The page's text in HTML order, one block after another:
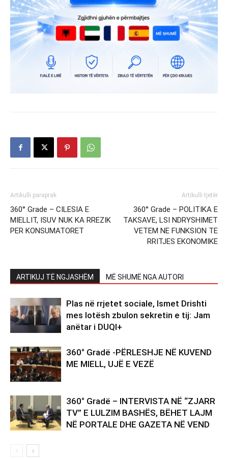
Artikulli paraprak
360° Grade – CILESIA E
MIELLIT, ISUV NUK KA RREZIK
PER KONSUMATORET
Artikulli tjetër
360° Grade – POLITIKA E
TAKSAVE, LSI NDRYSHIMET
VETEM NE FUNKSION TE
RRITJES EKONOMIKE
ARTIKUJ TË NGJASHËM MË SHUMË NGA AUTORI
Plas në rrjetet sociale, Ismet Drishti
mes lotësh zbulon sekretin e tij: Jam
anëtar i DUQI+
360° Gradë -PËRLESHJE NË KUVEND
ME MIELL, UJË E VEZË
360° Gradë – INTERVISTA NË “ZJARR
TV” E LULZIM BASHËS, BËHET LAJM
NË PORTALE DHE GAZETA NË VEND